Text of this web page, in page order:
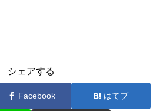
シェアする
Facebook はてブ